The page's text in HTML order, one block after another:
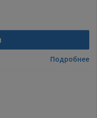
Подробнее